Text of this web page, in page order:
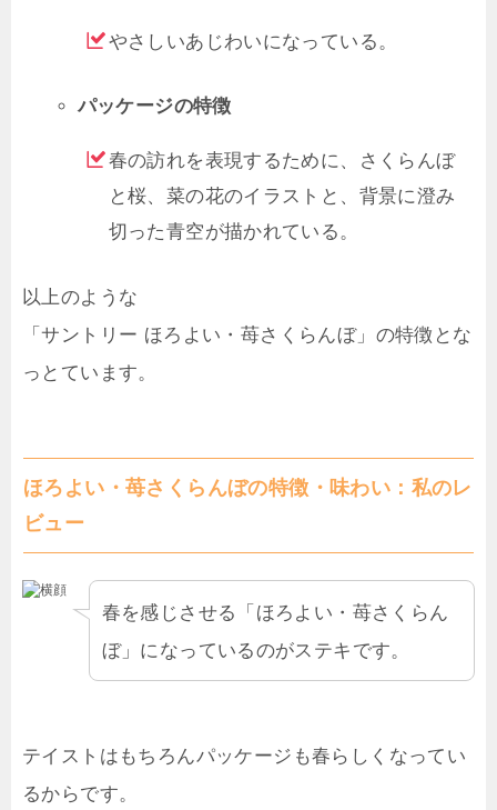
やさしいあじわいになっている。
パッケージの特徴
春の訪れを表現するために、さくらんぼ
と桜、菜の花のイラストと、背景に澄み
切った青空が描かれている。
以上のような
「サントリー ほろよい・苺さくらんぼ」の特徴とな
っとています。
ほろよい・苺さくらんぼの特徴・味わい：私のレ
ビュー
春を感じさせる「ほろよい・苺さくらん
ぼ」になっているのがステキです。
テイストはもちろんパッケージも春らしくなってい
るからです。